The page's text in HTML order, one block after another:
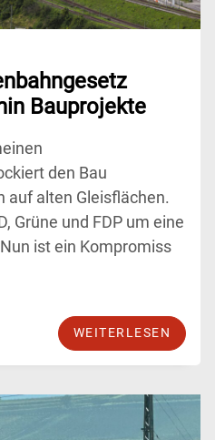
Bauprojekte
den Bau
auf alten Gleisflächen.
Grüne und FDP um eine
ist ein Kompromiss
WEITERLESEN